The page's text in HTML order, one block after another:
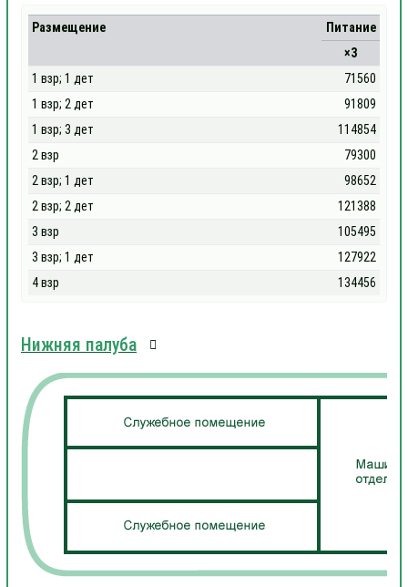
Размещение
Питание
×3
1 взр; 1 дет
71560
1 взр; 2 дет
91809
1 взр; 3 дет
114854
2 взр
79300
2 взр; 1 дет
98652
2 взр; 2 дет
121388
3 взр
105495
3 взр; 1 дет
127922
4 взр
134456
Нижняя палуба